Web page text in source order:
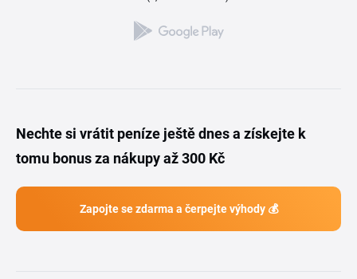
Nechte si vrátit peníze ještě dnes a získejte k
tomu bonus za nákupy až 300 Kč
Zapojte se zdarma a čerpejte výhody 💰